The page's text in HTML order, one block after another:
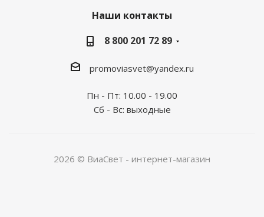
Наши контакты
8 800 201 72 89
promoviasvet@yandex.ru
Пн - Пт: 10.00 - 19.00
Сб - Вс: выходные
2026 © ВиаСвет - интернет-магазин